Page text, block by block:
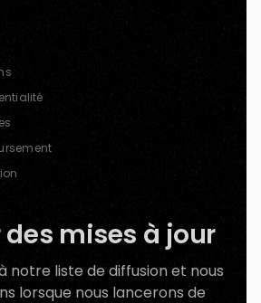
des mises à jour
notre liste de diffusion et nous
lorsque nous lancerons de